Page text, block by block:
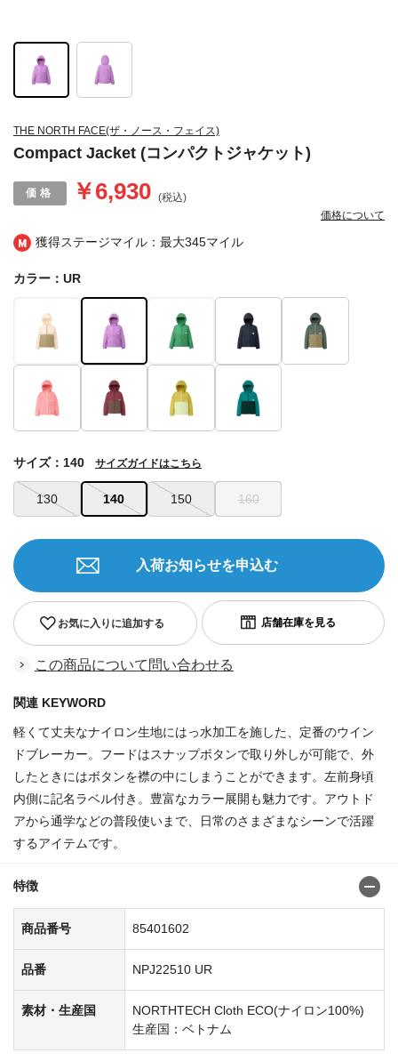
獲得ステージマイル：最大345マイル
THE NORTH FACE(ザ・ノース・フェイス)
Compact Jacket (コンパクトジャケット)
￥6,930 (税込)
価格について
カラー：UR
130 140 150 160
サイズ：140 サイズガイドはこちら
お気に入りに追加する
入荷お知らせを申込む
この商品について問い合わせる
関連 KEYWORD
軽くて丈夫なナイロン生地にはっ水加工を施した、定番のウイン
ドブレーカー。フードはスナップボタンで取り外しが可能で、外
したときにはボタンを襟の中にしまうことができます。左前身頃
内側に記名ラベル付き。豊富なカラー展開も魅力です。アウトド
アから通学などの普段使いまで、日常のさまざまなシーンで活躍
するアイテムです。
特徴
商品番号 85401602
品番 NPJ22510 UR
素材・生産国
NORTHTECH Cloth ECO(ナイロン100%)
生産国：ベトナム